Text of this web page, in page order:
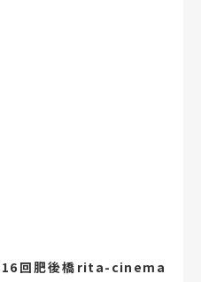
16回肥後橋rita-cinema